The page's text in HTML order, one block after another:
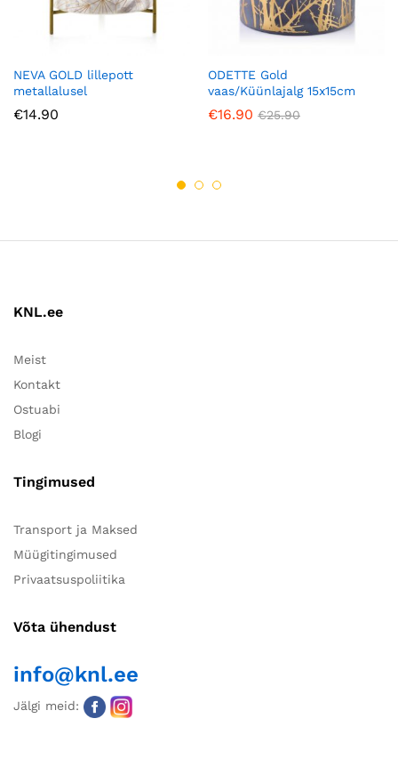
NEVA GOLD lillepott
metallalusel
€14.90
ODETTE Gold
vaas/Küünlajalg 15x15cm
€16.90 €25.90
KNL.ee
Meist
Kontakt
Ostuabi
Blogi
Tingimused
Transport ja Maksed
Müügitingimused
Privaatsuspoliitika
Võta ühendust
info@knl.ee
Jälgi meid: